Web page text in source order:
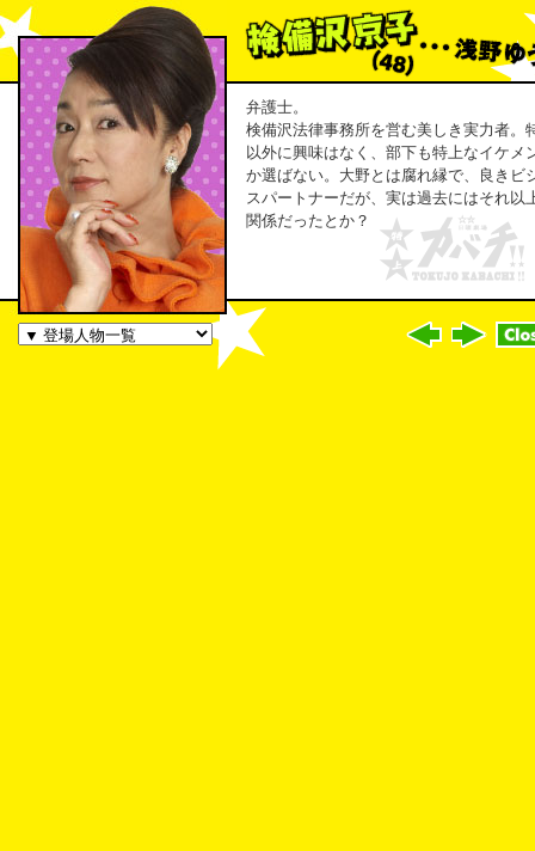
弁護士。
検備沢法律事務所を営む美しき実力者。
以外に興味はなく、部下も特上なイケメ
か選ばない。大野とは腐れ縁で、良きビ
スパートナーだが、実は過去にはそれ以
関係だったとか？